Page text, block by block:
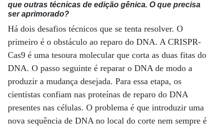
que outras técnicas de edição gênica. O que precisa
ser aprimorado?
Há dois desafios técnicos que se tenta resolver. O
primeiro é o obstáculo ao reparo do DNA. A CRISPR-
Cas9 é uma tesoura molecular que corta as duas fitas do
DNA. O passo seguinte é reparar o DNA de modo a
produzir a mudança desejada. Para essa etapa, os
cientistas confiam nas proteínas de reparo do DNA
presentes nas células. O problema é que introduzir uma
nova sequência de DNA no local do corte nem sempre é